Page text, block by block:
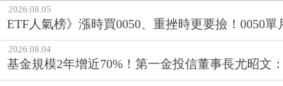
2026.08.05
ETF人氣榜》漲時買0050、重挫時更要撿！0050
2026.08.04
基金規模2年增近70%！第一金投信董事長尤昭文